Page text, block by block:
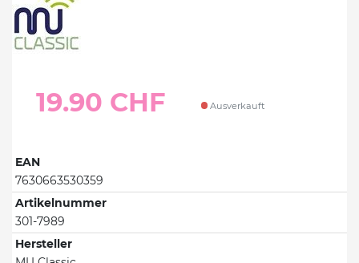
19.90 CHF Ausverkauft
EAN
7630663530359
Artikelnummer
301-7989
Hersteller